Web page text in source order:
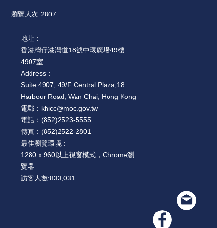
瀏覽人次 2807
地址：
香港灣仔港灣道18號中環廣場49樓
4907室
Address：
Suite 4907, 49/F Central Plaza,18
Harbour Road, Wan Chai, Hong Kong
電郵： khicc@moc.gov.tw
電話： (852)2523-5555
傳真： (852)2522-2801
最佳瀏覽環境：
1280 x 960以上視窗模式，Chrome瀏
覽器
訪客人數:833,031